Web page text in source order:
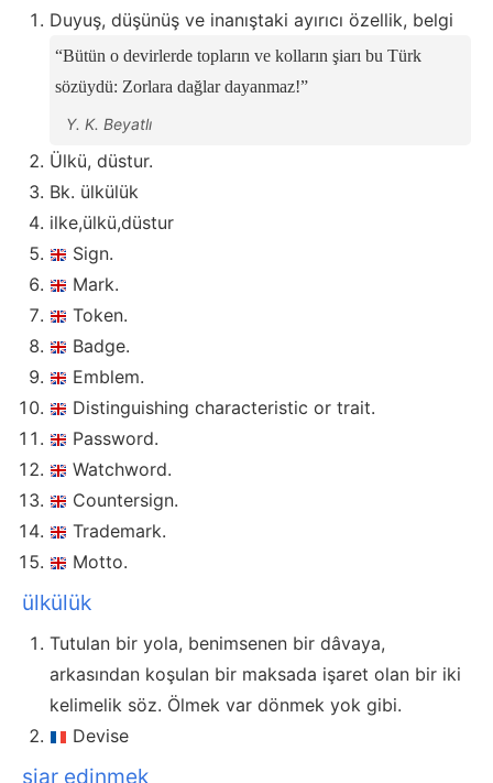
Duyuş, düşünüş ve inanıştaki ayırıcı özellik, belgi
Bütün o devirlerde topların ve kolların şiarı bu Türk
sözüydü: Zorlara dağlar dayanmaz!
Y. K. Beyatlı
Ülkü, düstur.
Bk. ülkülük
ilke,ülkü,düstur
Sign.
Mark.
Token.
Badge.
Emblem.
Distinguishing characteristic or trait.
Password.
Watchword.
Countersign.
Trademark.
Motto.
ülkülük
Tutulan bir yola, benimsenen bir dâvaya,
arkasından koşulan bir maksada işaret olan bir iki
kelimelik söz. Ölmek var dönmek yok gibi.
Devise
şiar edinmek